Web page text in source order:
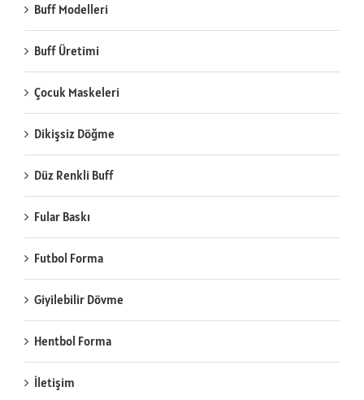
Buff Modelleri
Buff Üretimi
Çocuk Maskeleri
Dikişsiz Döğme
Düz Renkli Buff
Fular Baskı
Futbol Forma
Giyilebilir Dövme
Hentbol Forma
İletişim